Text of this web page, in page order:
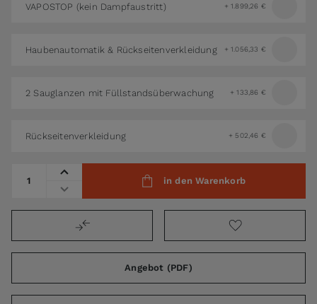
VAPOSTOP (kein Dampfaustritt) + 1.899,26 €
Haubenautomatik & Rückseitenverkleidung + 1.056,33 €
2 Sauglanzen mit Füllstandsüberwachung + 133,86 €
Rückseitenverkleidung + 502,46 €
in den Warenkorb
Angebot (PDF)